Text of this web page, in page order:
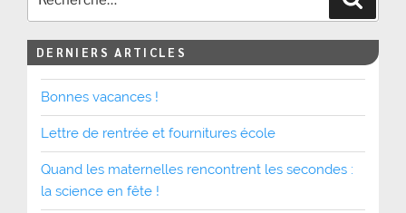
DERNIERS ARTICLES
Bonnes vacances !
Lettre de rentrée et fournitures école
Quand les maternelles rencontrent les secondes :
la science en fête !